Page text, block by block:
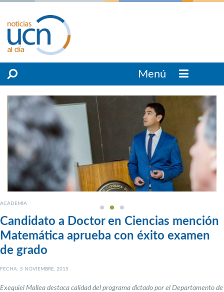
Menú
ACADEMIA
Candidato a Doctor en Ciencias mención
Matemática aprueba con éxito examen
de grado
FECHA: 5 NOVIEMBRE, 2015
Exequiel Mallea destaca calidad del programa dictado por el Departamento de